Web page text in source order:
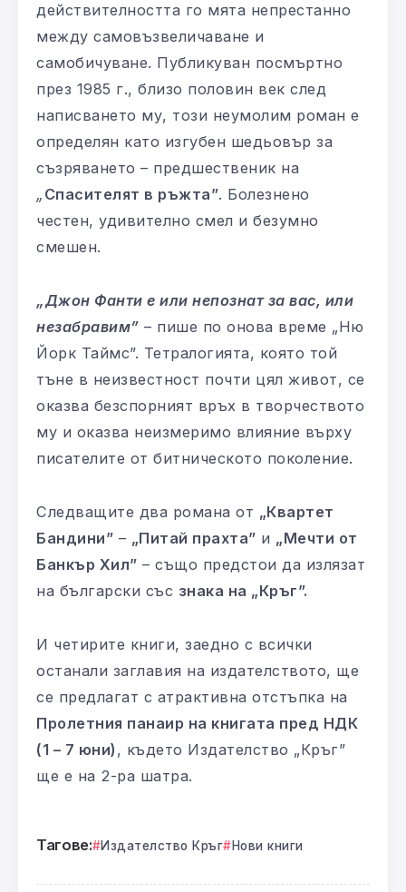
действителността го мята непрестанно
между самовъзвеличаване и
самобичуване. Публикуван посмъртно
през 1985 г., близо половин век след
написването му, този неумолим роман е
определян като изгубен шедьовър за
съзряването – предшественик на
„ Спасителят в ръжта”. Болезнено
честен, удивително смел и безумно
смешен.
„Джон Фанти е или непознат за вас, или
незабравим” – пише по онова време „Ню
Йорк Таймс”. Тетралогията, която той
тъне в неизвестност почти цял живот, се
оказва безспорният връх в творчеството
му и оказва неизмеримо влияние върху
писателите от битническото поколение.
Следващите два романа от „Квартет
Бандини” – „Питай прахта” и „Мечти от
Банкър Хил” – също предстои да излязат
на български със знака на „Кръг”.
И четирите книги, заедно с всички
останали заглавия на издателството, ще
се предлагат с атрактивна отстъпка на
Пролетния панаир на книгата пред НДК
(1 – 7 юни) , където Издателство „Кръг”
ще е на 2-ра шатра.
Тагове: Издателство Кръг Нови книги